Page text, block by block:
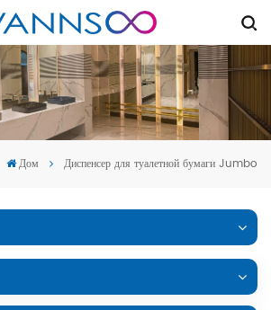
Дом Диспенсер для туалетной бумаги Jumbo